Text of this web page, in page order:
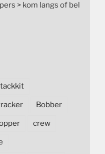
> kom langs of bel
Bobber
crew